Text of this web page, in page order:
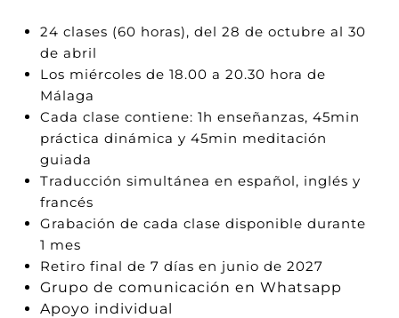
24 clases (60 horas), del 28 de octubre al 30
de abril
Los miércoles de 18.00 a 20.30 hora de
Málaga
Cada clase contiene: 1h enseñanzas, 45min
práctica dinámica y 45min meditación
guiada
Traducción simultánea en español, inglés y
francés
Grabación de cada clase disponible durante
1 mes
Retiro final de 7 días en junio de 2027
Grupo de comunicación en Whatsapp
Apoyo individual